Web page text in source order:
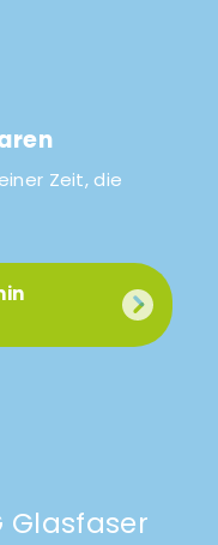
Zeit, die
Glasfaser